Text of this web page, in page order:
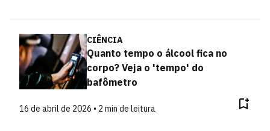
CIÊNCIA
Quanto tempo o álcool fica no
corpo? Veja o 'tempo' do
bafômetro
16 de abril de 2026 • 2 min de leitura